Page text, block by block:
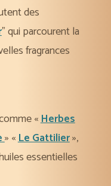
des
” qui parcourent la
fragrances
«Herbes
» «Le Gattilier»,
essentielles